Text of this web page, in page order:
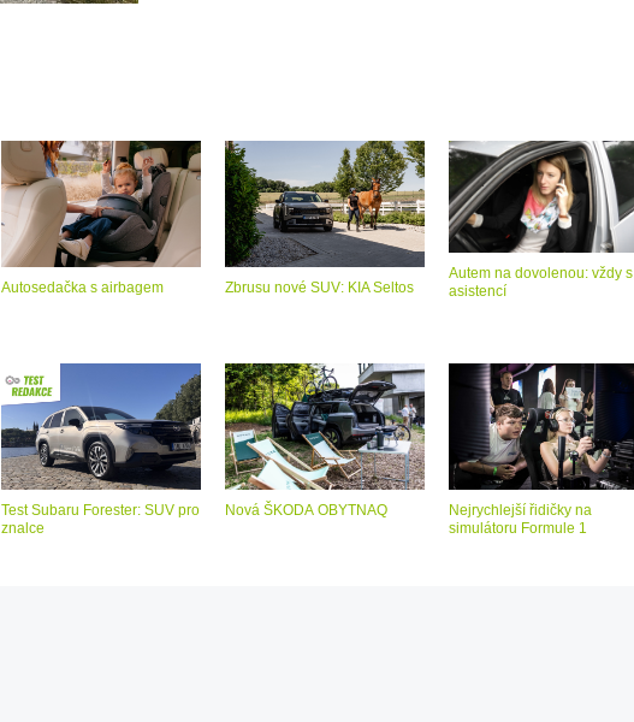
Autosedačka s airbagem Zbrusu nové SUV: KIA Seltos
Autem na dovolenou: vždy s
asistencí
Test Subaru Forester: SUV pro
znalce
Nová ŠKODA OBYTNAQ
Nejrychlejší řidičky na
simulátoru Formule 1